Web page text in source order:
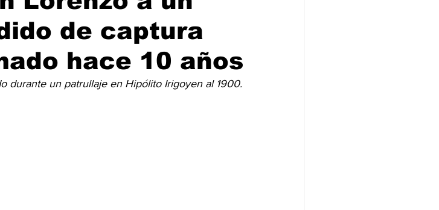
Pujato Turismo Economía Liga Sanlorencina
de captura
hace 10 años
durante un patrullaje en Hipólito Irigoyen al 1900.